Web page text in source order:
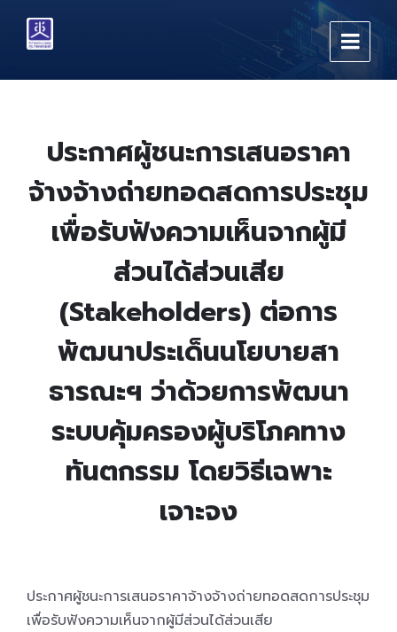
content
main
footer
ประกาศผู้ชนะการเสนอราคา
จ้างจ้างถ่ายทอดสดการประชุม
เพื่อรับฟังความเห็นจากผู้มี
ส่วนได้ส่วนเสีย
(Stakeholders) ต่อการ
พัฒนาประเด็นนโยบายสา
ธารณะฯ ว่าด้วยการพัฒนา
ระบบคุ้มครองผู้บริโภคทาง
ทันตกรรม โดยวิธีเฉพาะ
เจาะจง
ประกาศผู้ชนะการเสนอราคาจ้างจ้างถ่ายทอดสดการประชุม
เพื่อรับฟังความเห็นจากผู้มีส่วนได้ส่วนเสีย